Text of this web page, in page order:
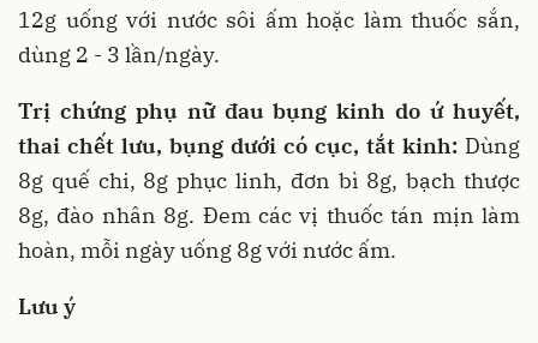
12g uống với nước sôi ấm hoặc làm thuốc sắn,
dùng 2 - 3 lần/ngày.
Trị chứng phụ nữ đau bụng kinh do ứ huyết,
thai chết lưu, bụng dưới có cục, tắt kinh: Dùng
8g quế chi, 8g phục linh, đơn bì 8g, bạch thược
8g, đào nhân 8g. Đem các vị thuốc tán mịn làm
hoàn, mỗi ngày uống 8g với nước ấm.
Lưu ý